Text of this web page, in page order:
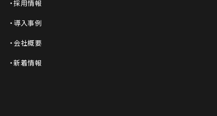
採用情報
導入事例
会社概要
新着情報